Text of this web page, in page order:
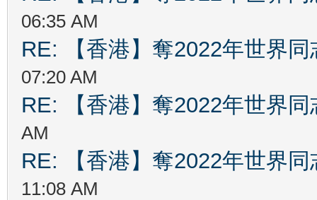
06:35 AM
RE: 【香港】奪2022年世界
07:20 AM
RE: 【香港】奪2022年世界
AM
RE: 【香港】奪2022年世界
11:08 AM